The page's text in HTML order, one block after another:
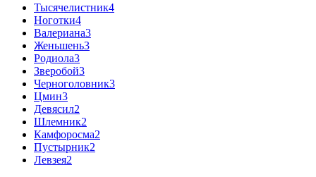
Тысячелистник4
Ноготки4
Валериана3
Женьшень3
Родиола3
Зверобой3
Черноголовник3
Цмин3
Девясил2
Шлемник2
Камфоросма2
Пустырник2
Левзея2